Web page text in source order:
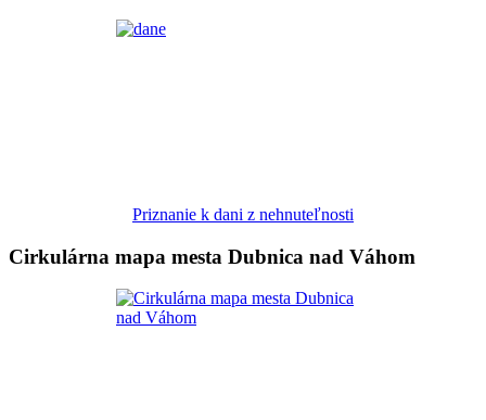
Priznanie k dani z nehnuteľnosti
Cirkulárna mapa mesta Dubnica nad Váhom